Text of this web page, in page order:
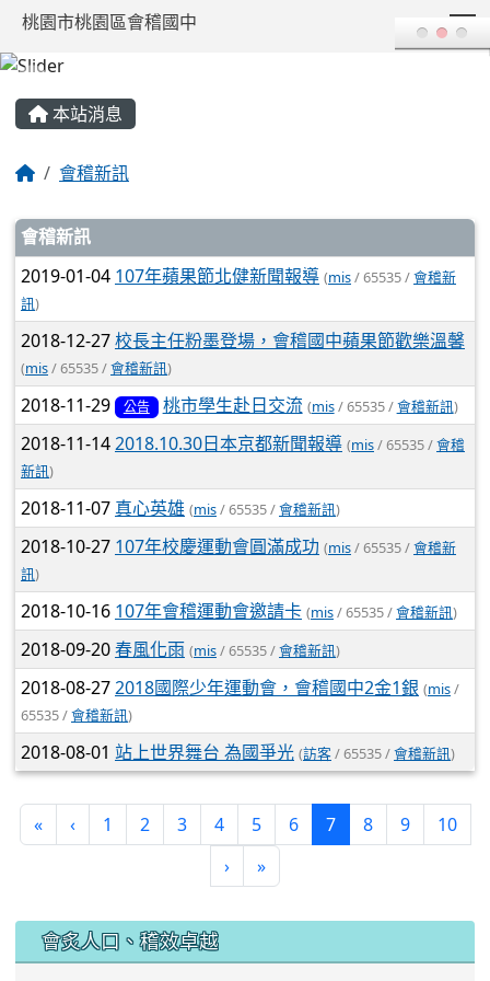
桃園市桃園區會稽國中
本站消息
會稽新訊
文章列表
會稽新訊
2019-01-04 107年蘋果節北健新聞報導 (mis/ 65535 /會稽新
訊)
2018-12-27校長主任粉墨登場，會稽國中蘋果節歡樂溫馨
(mis/ 65535 /會稽新訊)
2018-11-29 公告 桃市學生赴日交流 (mis/ 65535 /會稽新訊)
2018-11-142018.10.30日本京都新聞報導 (mis/ 65535 /會稽
新訊)
2018-11-07 真心英雄 (mis/ 65535 /會稽新訊)
2018-10-27 107年校慶運動會圓滿成功 (mis/ 65535 /會稽新
訊)
2018-10-16 107年會稽運動會邀請卡 (mis/ 65535 /會稽新訊)
2018-09-20春風化雨 (mis/ 65535 /會稽新訊)
2018-08-272018國際少年運動會，會稽國中2金1銀 (mis/
65535 /會稽新訊)
2018-08-01 站上世界舞台 為國爭光 (訪客/ 65535 /會稽新訊)
« ‹ 1 2 3 4 5 6 7(current)
8 9
10
›
»
會炙人口、稽效卓越